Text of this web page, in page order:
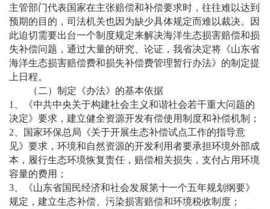
主管部门代表国家在主张赔偿和补偿要求时，往往难以达到
预期的目的，司法机关也因为缺少具体规定而难以裁决。因
此迫切需要出台一个制度规定来解决海洋生态损害赔偿和损
失补偿问题，通过大量的研究、论证，我省决定将《山东省
海洋生态损害赔偿费和损失补偿费管理暂行办法》的制定提
上日程。
（二）制定《办法》的基本依据
1、《中共中央关于构建社会主义和谐社会若干重大问题的
决定》要求，建立健全资源开发有偿使用制度和补偿机制；
2、国家环保总局《关于开展生态补偿试点工作的指导意
见》要求，环境和自然资源的开发利用者要承担环境外部成
本，履行生态环境恢复责任，赔偿相关损失，支付占用环境
容量的费用；
3、《山东省国民经济和社会发展第十一个五年规划纲要》
规定，建立生态补偿、污染损害赔偿和环境税收制度；